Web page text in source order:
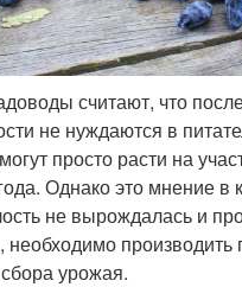
считают, что
не нуждаются в
просто расти на
Однако это мнение в
не вырождалась и
необходимо производить
урожая.